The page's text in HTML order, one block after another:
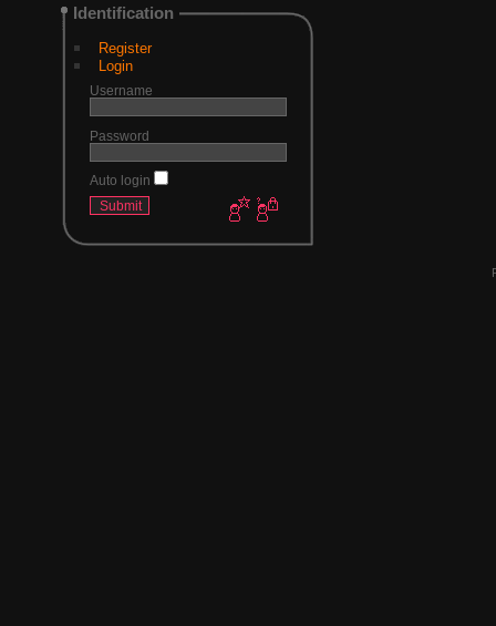
Identification
Register
Login
Username
Password
Auto login